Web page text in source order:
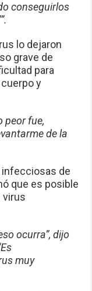
conseguirlos
lo dejaron
grave de
para
y
peor fue,
de la
de
que es posible
virus
ocurra”, dijo
muy